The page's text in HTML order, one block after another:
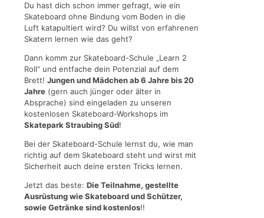
Du hast dich schon immer gefragt, wie ein
Skateboard ohne Bindung vom Boden in die
Luft katapultiert wird? Du willst von erfahrenen
Skatern lernen wie das geht?
Dann komm zur Skateboard-Schule „Learn 2
Roll“ und entfache dein Potenzial auf dem
Brett! Jungen und Mädchen ab 6 Jahre bis 20
Jahre (gern auch jünger oder älter in
Absprache) sind eingeladen zu unseren
kostenlosen Skateboard-Workshops im
Skatepark Straubing Süd!
Bei der Skateboard-Schule lernst du, wie man
richtig auf dem Skateboard steht und wirst mit
Sicherheit auch deine ersten Tricks lernen.
Jetzt das beste: Die Teilnahme, gestellte
Ausrüstung wie Skateboard und Schützer,
sowie Getränke sind kostenlos!!